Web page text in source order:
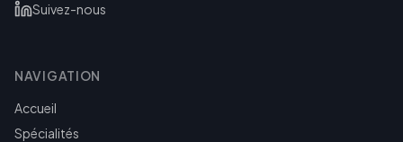
Suivez-nous
NAVIGATION
Accueil
Spécialités